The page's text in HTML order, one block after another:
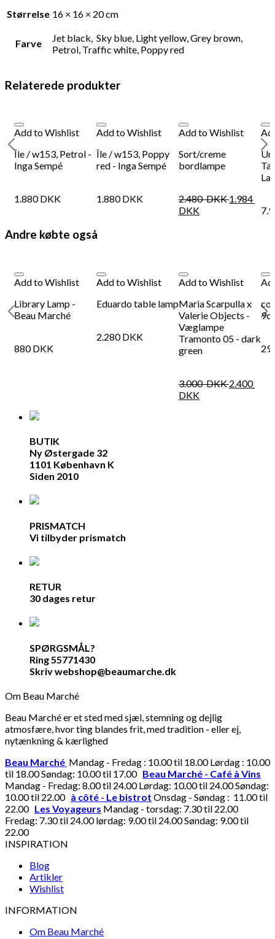
Størrelse 16 × 16 × 20 cm
Farve
Jet black, Sky blue, Light yellow, Grey brown,
Petrol, Traffic white, Poppy red
Relaterede produkter
Add to Wishlist
Île / w153, Petrol -
Inga Sempé
1.880DKK
Add to Wishlist
Île / w153, Poppy
red - Inga Sempé
1.880DKK
Add to Wishlist
Sort/creme
bordlampe
2.480DKK 1.984
DKK
Andre købte også
Add to Wishlist
Library Lamp -
Beau Marché
880DKK
Add to Wishlist
Eduardo table lamp
2.280DKK
Add to Wishlist
Maria Scarpulla x
Valerie Objects -
Væglampe
Tramonto 05 - dark
green
3.000DKK 2.400
DKK
BUTIK
Ny Østergade 32
1101 København K
Siden 2010
PRISMATCH
Vi tilbyder prismatch
RETUR
30 dages retur
SPØRGSMÅL?
Ring 55771430
Skriv webshop@beaumarche.dk
Om Beau Marché
Beau Marché er et sted med sjæl, stemning og dejlig
atmosfære, hvor ting blandes frit, med tradition - eller ej,
nytænkning & kærlighed
Beau Marché Mandag - Fredag : 10.00 til 18.00 Lørdag : 10.00
til 18.00 Søndag: 10.00 til 17.00 Beau Marché - Café à Vins
Mandag - Fredag: 8.00 til 24.00 Lørdag: 10.00 til 24.00 Søndag:
10.00 til 22.00 à côté - Le bistrot Onsdag - Søndag : 11.00 til
22.00 Les Voyageurs Mandag - torsdag: 7.30 til 22.00
Fredag: 7.30 til 24.00 lørdag: 9.00 til 24.00 Søndag: 9.00 til
22.00
INSPIRATION
Blog
Artikler
Wishlist
INFORMATION
Om Beau Marché